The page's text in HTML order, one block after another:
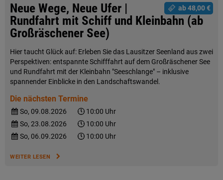
ab 48,00 €
Neue Wege, Neue Ufer |
Rundfahrt mit Schiff und Kleinbahn (ab
Großräschener See)
Hier taucht Glück auf: Erleben Sie das Lausitzer Seenland aus zwei
Perspektiven: entspannte Schifffahrt auf dem Großräschener See
und Rundfahrt mit der Kleinbahn "Seeschlange" – inklusive
spannender Einblicke in den Landschaftswandel.
Die nächsten Termine
So, 09.08.2026
10:00 Uhr
So, 23.08.2026
10:00 Uhr
So, 06.09.2026
10:00 Uhr
WEITER LESEN